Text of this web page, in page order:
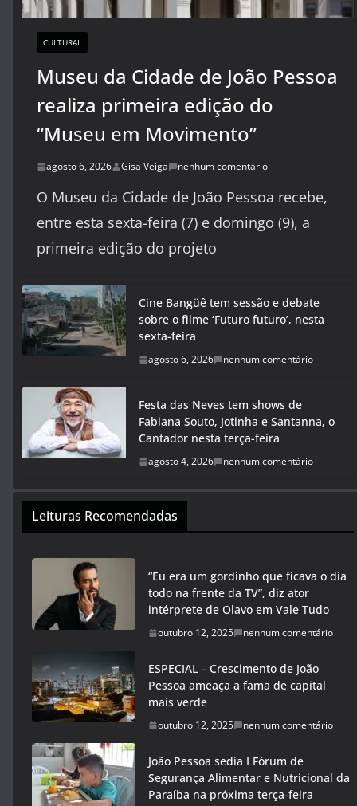
CULTURAL
Museu da Cidade de João Pessoa
realiza primeira edição do
“Museu em Movimento”
agosto 6, 2026 Gisa Veiga nenhum comentário
O Museu da Cidade de João Pessoa recebe,
entre esta sexta-feira (7) e domingo (9), a
primeira edição do projeto
Cine Bangüê tem sessão e debate
sobre o filme ‘Futuro futuro’, nesta
sexta-feira
agosto 6, 2026 nenhum comentário
Festa das Neves tem shows de
Fabiana Souto, Jotinha e Santanna, o
Cantador nesta terça-feira
agosto 4, 2026 nenhum comentário
Leituras Recomendadas
“Eu era um gordinho que ficava o dia
todo na frente da TV”, diz ator
intérprete de Olavo em Vale Tudo
outubro 12, 2025 nenhum comentário
ESPECIAL – Crescimento de João
Pessoa ameaça a fama de capital
mais verde
outubro 12, 2025 nenhum comentário
João Pessoa sedia I Fórum de
Segurança Alimentar e Nutricional da
Paraíba na próxima terça-feira